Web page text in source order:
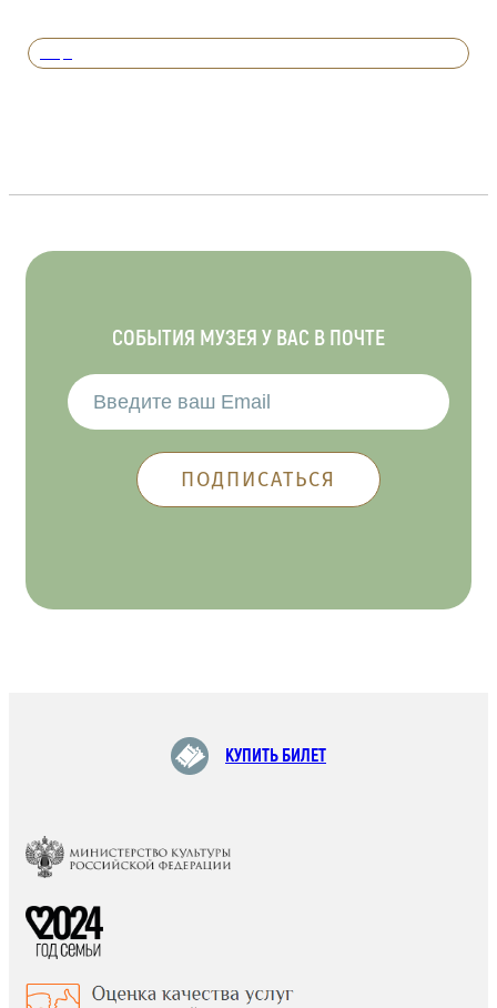
СОБЫТИЯ МУЗЕЯ У ВАС В ПОЧТЕ
КУПИТЬ БИЛЕТ